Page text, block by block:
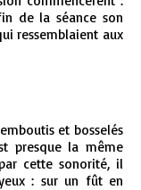
de la séance son
ressemblaient aux
et bosselés
presque la même
cette sonorité, il
: sur un fût en